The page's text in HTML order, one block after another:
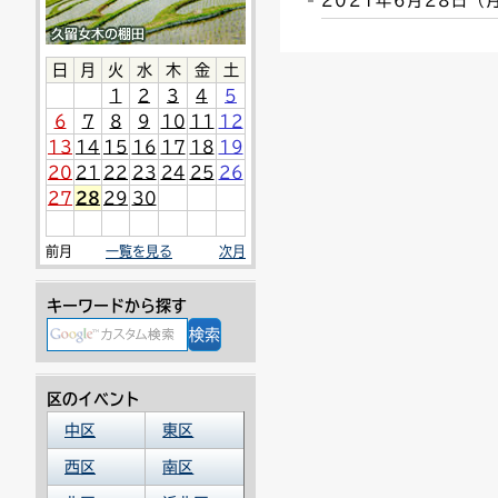
連絡ごみ
ユニバーサルデザイン
日 月 火 水 木 金
土
1
2 3 4
5
6
7 8 9 10 11
12
13 14 15 16 17 18 19
20 21 22 23 24 25 26
27 28 29 30
前月 一覧を見る 次月
キーワードから探す
区のイベント
中区
東区
西区 南区